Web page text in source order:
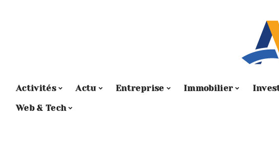
Activités Actu Entreprise Immobilier
Web & Tech